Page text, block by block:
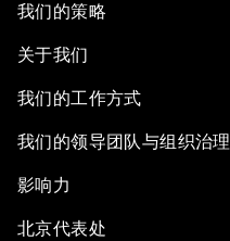
我们的策略
关于我们
我们的工作方式
我们的领导团队与组织治理
影响力
北京代表处